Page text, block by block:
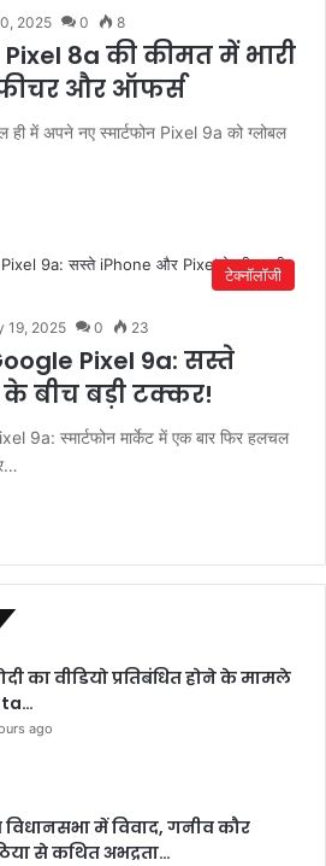
2025 0 8
8a की कीमत में भारी
और ऑफर्स
में अपने नए स्मार्टफोन Pixel 9a को ग्लोबल
टेक्नॉलॉजी
19, 2025 0 23
Pixel 9a: सस्ते
बीच बड़ी टक्कर!
9a: स्मार्टफोन मार्केट में एक बार फिर हलचल
का वीडियो प्रतिबंधित होने के मामले
ago
में विवाद, गनीव कौर
से कथित अभद्रता…